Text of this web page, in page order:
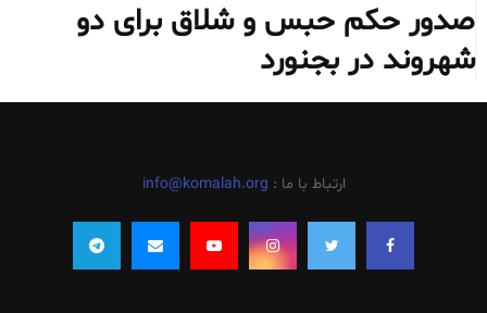
صدور حکم حبس و شلاق برای دو
شهروند در بجنورد
ارتباط با ما : info@komalah.org